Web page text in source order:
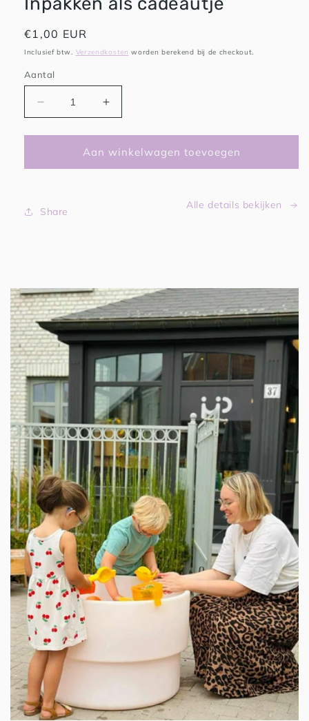
Normale
prijs
€1,00 EUR
Inclusief btw. Verzendkosten worden berekend bij de checkout.
Aantal
Aantal
verlagen
voor
Inpakken
als
Aantal
verhogen
voor
Inpakken
als
Aan winkelwagen toevoegen
Share
Alle details bekijken